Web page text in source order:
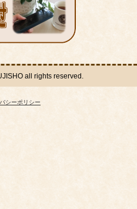
all rights reserved.
シーポリシー